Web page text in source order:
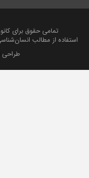
تمامی حقوق برای
استفاده از مطالب
طراحی